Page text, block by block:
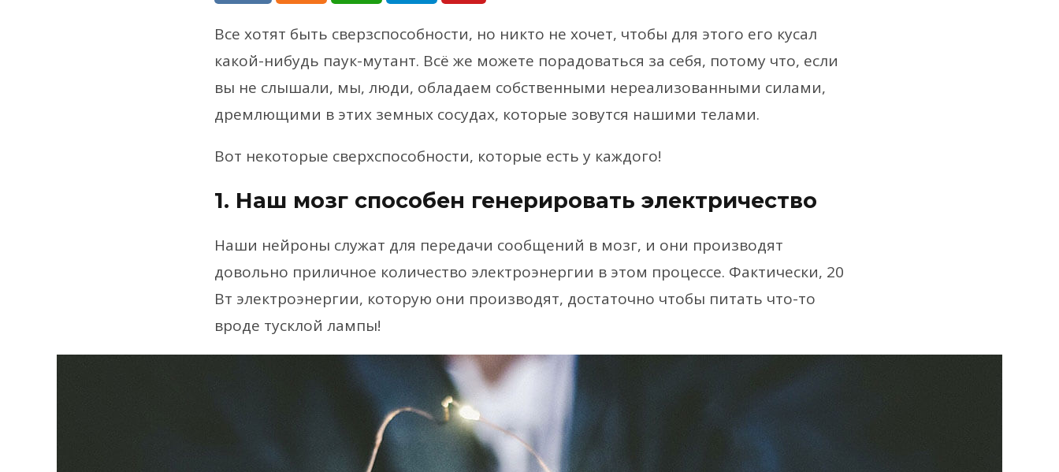
Все хотят быть сверзспособности, но никто не хочет, чтобы для этого его кусал
какой-нибудь паук-мутант. Всё же можете порадоваться за себя, потому что, если
вы не слышали, мы, люди, обладаем собственными нереализованными силами,
дремлющими в этих земных сосудах, которые зовутся нашими телами.
Вот некоторые сверхспособности, которые есть у каждого!
1. Наш мозг способен генерировать электричество
Наши нейроны служат для передачи сообщений в мозг, и они производят
довольно приличное количество электроэнергии в этом процессе. Фактически, 20
Вт электроэнергии, которую они производят, достаточно чтобы питать что-то
вроде тусклой лампы!